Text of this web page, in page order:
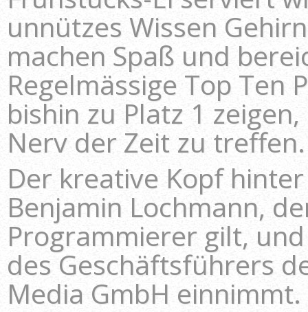
unnützes Wissen
machen Spaß und
Regelmässige Top Ten
bishin zu Platz 1
Nerv der Zeit zu treffen.
Der kreative Kopf
Benjamin Lochmann,
Programmierer gilt,
des Geschäftsführers
Media GmbH einnimmt.